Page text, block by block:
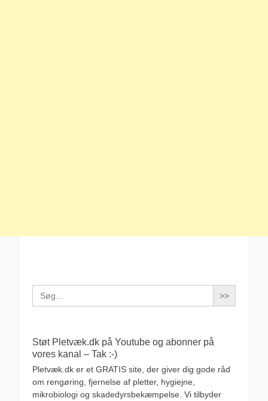
Search
for:
Støt Pletvæk.dk på Youtube og abonner på
vores kanal – Tak :-)
Pletvæk.dk er et GRATIS site, der giver dig gode råd
om rengøring, fjernelse af pletter, hygiejne,
mikrobiologi og skadedyrsbekæmpelse. Vi tilbyder